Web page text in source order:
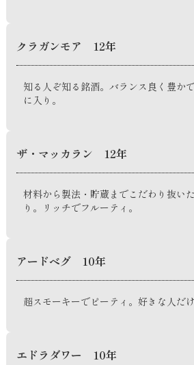
クラガンモア 12年
知る人ぞ知る銘酒。バランス良く豊か
に入り。
ザ・マッカラン 12年
材料から製法・貯蔵までこだわり抜い
り。リッチでフルーティ。
アードベグ 10年
超スモーキーでピーティ。好きな人だ
エドラダワー 10年